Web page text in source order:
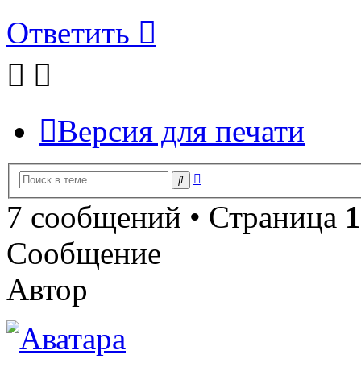
Ответить
Версия для печати
Поиск
7 сообщений • Страница 1
Сообщение
Автор